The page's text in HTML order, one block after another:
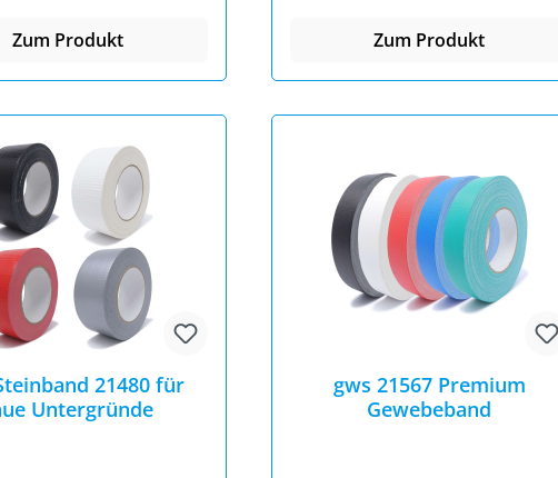
Zum Produkt Zum Produkt
21480 für
Untergründe
gws 21567 Premium
Gewebeband